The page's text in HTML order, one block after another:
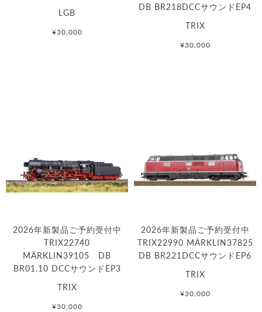
LGB
¥30,000
DB BR218DCCサウンドEP4
TRIX
¥30,000
2026年新製品ご予約受付中
TRIX22740
MÄRKLIN39105 DB
BR01.10 DCCサウンドEP3
TRIX
¥30,000
2026年新製品ご予約受付中
TRIX22990 MÄRKLIN37825
DB BR221DCCサウンドEP6
TRIX
¥30,000